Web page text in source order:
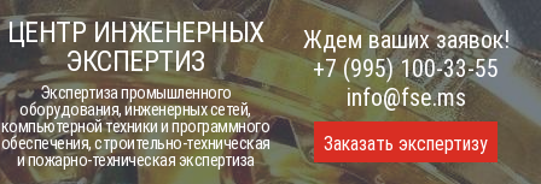
Skip
to
content
ЦЕНТР ИНЖЕНЕРНЫХ
ЭКСПЕРТИЗ
Экспертиза промышленного
оборудования, инженерных сетей,
компьютерной техники и программного
обеспечения, строительно-техническая
и пожарно-техническая экспертиза
Ждем ваших заявок!
+7 (995) 100-33-55
info@fse.ms
Заказать экспертизу